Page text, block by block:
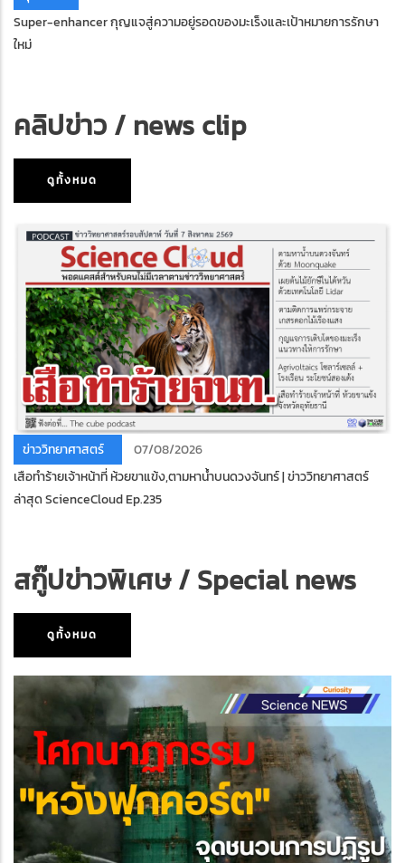
Super-enhancer กุญแจสู่ความอยู่รอดของมะเร็งและเป้าหมายการรักษา
ใหม่
คลิปข่าว / news clip
ดูทั้งหมด
ข่าววิทยาศาสตร์
07/08/2026
เสือทําร้ายเจ้าหน้าที่ ห้วยขาแข้ง,ตามหาน้ำบนดวงจันทร์ | ข่าววิทยาศาสตร์
ล่าสุด ScienceCloud Ep.235
สกู๊ปข่าวพิเศษ / Special news
ดูทั้งหมด